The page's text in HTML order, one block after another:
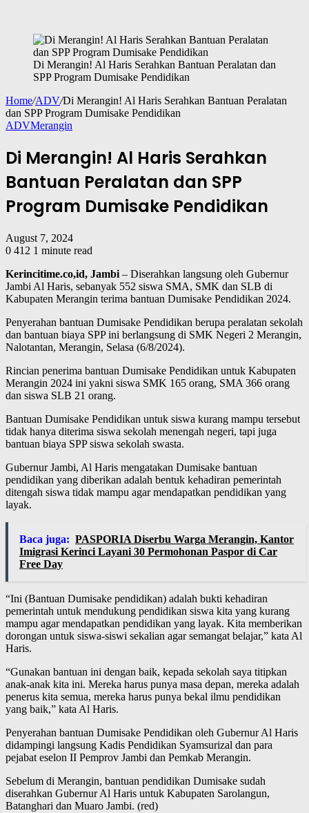
Di Merangin! Al Haris Serahkan Bantuan Peralatan dan
SPP Program Dumisake Pendidikan
Home/ADV/Di Merangin! Al Haris Serahkan Bantuan Peralatan
dan SPP Program Dumisake Pendidikan
ADVMerangin
Di Merangin! Al Haris Serahkan
Bantuan Peralatan dan SPP
Program Dumisake Pendidikan
August 7, 2024
0 412 1 minute read
Kerincitime.co,id, Jambi – Diserahkan langsung oleh Gubernur
Jambi Al Haris, sebanyak 552 siswa SMA, SMK dan SLB di
Kabupaten Merangin terima bantuan Dumisake Pendidikan 2024.
Penyerahan bantuan Dumisake Pendidikan berupa peralatan sekolah
dan bantuan biaya SPP ini berlangsung di SMK Negeri 2 Merangin,
Nalotantan, Merangin, Selasa (6/8/2024).
Rincian penerima bantuan Dumisake Pendidikan untuk Kabupaten
Merangin 2024 ini yakni siswa SMK 165 orang, SMA 366 orang
dan siswa SLB 21 orang.
Bantuan Dumisake Pendidikan untuk siswa kurang mampu tersebut
tidak hanya diterima siswa sekolah menengah negeri, tapi juga
bantuan biaya SPP siswa sekolah swasta.
Gubernur Jambi, Al Haris mengatakan Dumisake bantuan
pendidikan yang diberikan adalah bentuk kehadiran pemerintah
ditengah siswa tidak mampu agar mendapatkan pendidikan yang
layak.
Baca juga: PASPORIA Diserbu Warga Merangin, Kantor
Imigrasi Kerinci Layani 30 Permohonan Paspor di Car
Free Day
“Ini (Bantuan Dumisake pendidikan) adalah bukti kehadiran
pemerintah untuk mendukung pendidikan siswa kita yang kurang
mampu agar mendapatkan pendidikan yang layak. Kita memberikan
dorongan untuk siswa-siswi sekalian agar semangat belajar,” kata Al
Haris.
“Gunakan bantuan ini dengan baik, kepada sekolah saya titipkan
anak-anak kita ini. Mereka harus punya masa depan, mereka adalah
penerus kita semua, mereka harus punya bekal ilmu pendidikan
yang baik,” kata Al Haris.
Penyerahan bantuan Dumisake Pendidikan oleh Gubernur Al Haris
didampingi langsung Kadis Pendidikan Syamsurizal dan para
pejabat eselon II Pemprov Jambi dan Pemkab Merangin.
Sebelum di Merangin, bantuan pendidikan Dumisake sudah
diserahkan Gubernur Al Haris untuk Kabupaten Sarolangun,
Batanghari dan Muaro Jambi. (red)